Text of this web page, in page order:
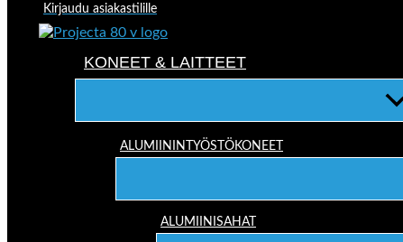
Kirjaudu asiakastilille
KONEET & LAITTEET
ALUMIININTYÖSTÖKONEET
ALUMIINISAHAT